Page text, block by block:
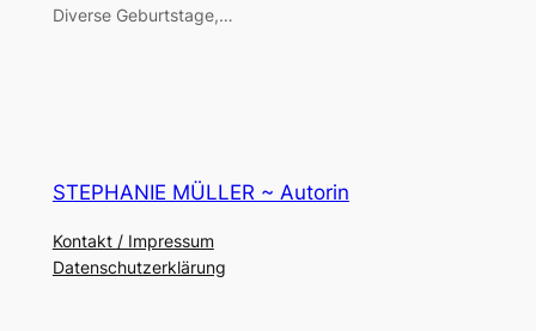
Diverse Geburtstage,…
STEPHANIE MÜLLER ~ Autorin
Kontakt / Impressum
Datenschutzerklärung